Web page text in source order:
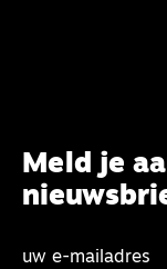
Meld je
uw e-mailadres